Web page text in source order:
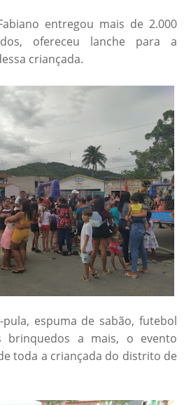
entregou mais de 2.000
ofereceu lanche para a
criançada.
espuma de sabão, futebol
a mais, o evento
toda a criançada do distrito de